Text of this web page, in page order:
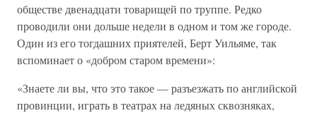
обществе двенадцати товарищей по труппе. Редко
проводили они дольше недели в одном и том же городе.
Один из его тогдашних приятелей, Берт Уильяме, так
вспоминает о «добром старом времени»:
«Знаете ли вы, что это такое — разъезжать по английской
провинции, играть в театрах на ледяных сквозняках,